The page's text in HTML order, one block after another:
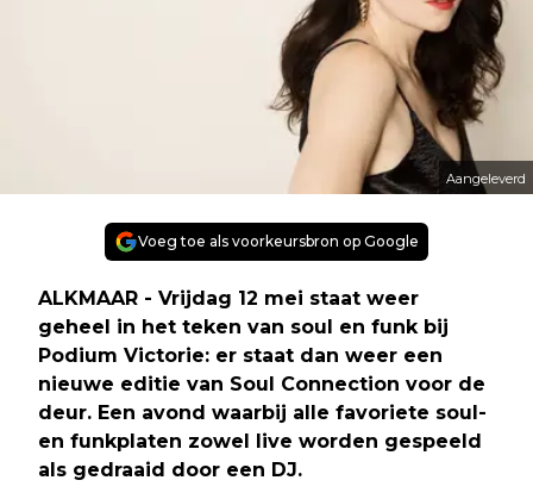
Aangeleverd
Voeg toe als voorkeursbron op Google
ALKMAAR - Vrijdag 12 mei staat weer
geheel in het teken van soul en funk bij
Podium Victorie: er staat dan weer een
nieuwe editie van Soul Connection voor de
deur. Een avond waarbij alle favoriete soul-
en funkplaten zowel live worden gespeeld
als gedraaid door een DJ.